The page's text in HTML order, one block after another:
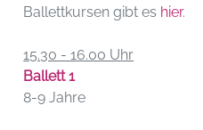
Ballettkursen gibt es hier.
15.30 - 16.00 Uhr
Ballett 1
8-9 Jahre